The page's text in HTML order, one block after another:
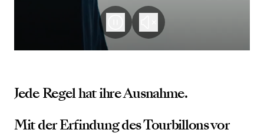
Jede Regel hat ihre Ausnahme.
Mit der Erfindung des Tourbillons vor